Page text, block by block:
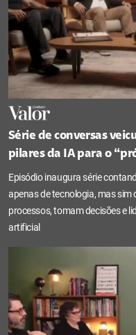
Série de conversas
pilares da IA para o
Episódio inaugura série
apenas de tecnologia, mas
processos, tomam decisões e
artificial